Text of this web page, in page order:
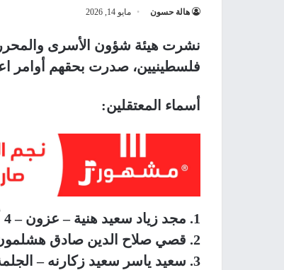
هالة حسون مايو 14, 2026
نشرت هيئة شؤون الأسرى
فلسطينيين، صدرت بحقهم أوامر
أسماء المعتقلين:
1. مجد زياد سعيد هنية – عزون – 4 أشهر
2. قصي صلاح الدين صادق هشلمون – الخليل – 4 أشهر
3. سعيد ياسر سعيد زكارنه – الجلمة – 4 أشهر